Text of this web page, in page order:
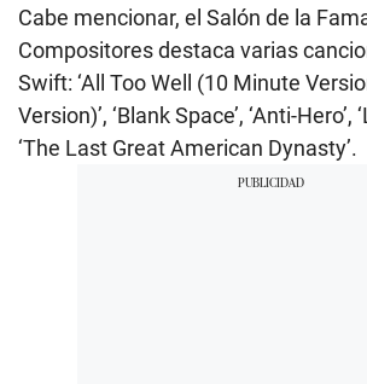
Cabe mencionar, el Salón de la
Compositores destaca varias
Swift: ‘All Too Well (10 Minute
Version)’, ‘Blank Space’, ‘Anti-Hero’,
‘The Last Great American Dynasty’.